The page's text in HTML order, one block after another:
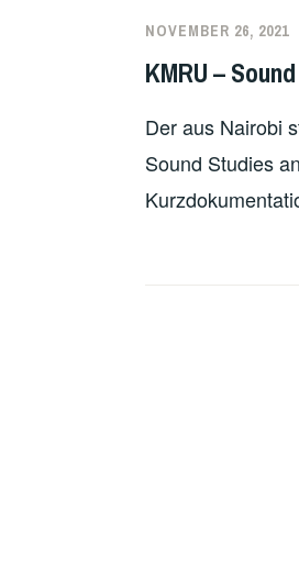
NOVEMBER 26, 2021
KMRU –
Der aus Nairobi
Sound Studies